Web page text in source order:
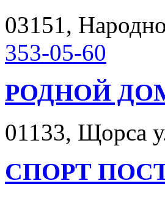
03151,
353-05-60
РОДНОЙ
01133, Щорса
СПОРТ